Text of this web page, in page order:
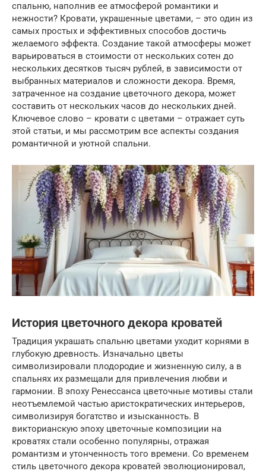
спальню, наполнив ее атмосферой романтики и
нежности? Кровати, украшенные цветами, – это один из
самых простых и эффективных способов достичь
желаемого эффекта. Создание такой атмосферы может
варьироваться в стоимости от нескольких сотен до
нескольких десятков тысяч рублей, в зависимости от
выбранных материалов и сложности декора. Время,
затраченное на создание цветочного декора, может
составить от нескольких часов до нескольких дней.
Ключевое слово – кровати с цветами – отражает суть
этой статьи, и мы рассмотрим все аспекты создания
романтичной и уютной спальни.
История цветочного декора кроватей
Традиция украшать спальню цветами уходит корнями в
глубокую древность. Изначально цветы
символизировали плодородие и жизненную силу, а в
спальнях их размещали для привлечения любви и
гармонии. В эпоху Ренессанса цветочные мотивы стали
неотъемлемой частью аристократических интерьеров,
символизируя богатство и изысканность. В
викторианскую эпоху цветочные композиции на
кроватях стали особенно популярны, отражая
романтизм и утонченность того времени. Со временем
стиль цветочного декора кроватей эволюционировал,